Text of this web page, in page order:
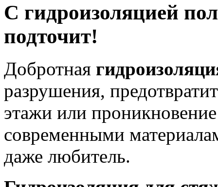
С гидроизоляцией
подточит!
Добротная
разрушения,
этажи или
современными
даже любитель.